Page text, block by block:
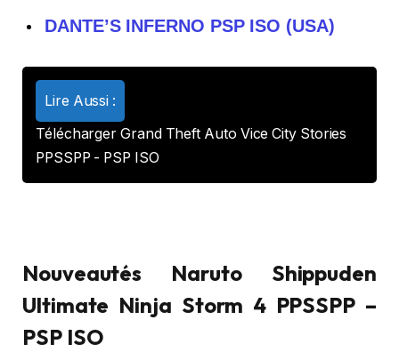
DANTE’S INFERNO PSP ISO (USA)
Lire Aussi :
Télécharger Grand Theft Auto Vice City Stories
PPSSPP - PSP ISO
Nouveautés Naruto Shippuden
Ultimate Ninja Storm 4 PPSSPP –
PSP ISO